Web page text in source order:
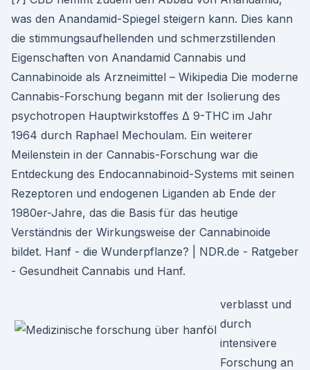
was den Anandamid-Spiegel steigern kann. Dies kann
die stimmungsaufhellenden und schmerzstillenden
Eigenschaften von Anandamid Cannabis und
Cannabinoide als Arzneimittel – Wikipedia Die moderne
Cannabis-Forschung begann mit der Isolierung des
psychotropen Hauptwirkstoffes Δ 9-THC im Jahr
1964 durch Raphael Mechoulam. Ein weiterer
Meilenstein in der Cannabis-Forschung war die
Entdeckung des Endocannabinoid-Systems mit seinen
Rezeptoren und endogenen Liganden ab Ende der
1980er-Jahre, das die Basis für das heutige
Verständnis der Wirkungsweise der Cannabinoide
bildet. Hanf - die Wunderpflanze? | NDR.de - Ratgeber
- Gesundheit Cannabis und Hanf.
verblasst und
durch
intensivere
Forschung an